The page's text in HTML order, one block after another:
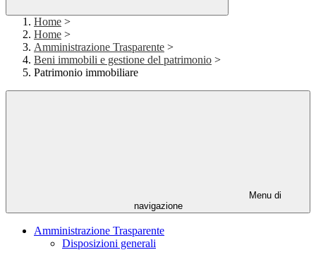
Home >
Home >
Amministrazione Trasparente >
Beni immobili e gestione del patrimonio >
Patrimonio immobiliare
Menu di
navigazione
Amministrazione Trasparente
Disposizioni generali